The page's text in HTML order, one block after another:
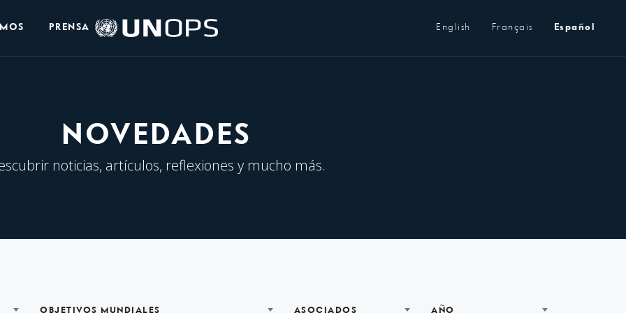
Logo
de
PRENSA English Français Español
NOVEDADES
noticias, artículos, reflexiones y mucho más.
OBJETIVOS MUNDIALES ASOCIADOS AÑO